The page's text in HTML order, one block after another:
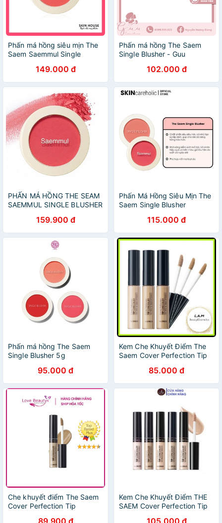
Phấn má hồng siêu mịn The
Saem Saemmul Single
149.000 đ
Phấn má hồng The Saem
Single Blusher - Guu
102.000 đ
PHẤN MÁ HỒNG THE SEAM
SAEMMUL SINGLE BLUSHER
159.900 đ
Phấn Má Hồng Siêu Mịn The
Saem Single Blusher
115.000 đ
Phấn má hồng The Saem
Single Blusher 5g
95.000 đ
Kem Che Khuyết Điểm The
Saem Cover Perfection Tip
85.000 đ
Che khuyết điểm The Saem
Cover Perfection Tip
89.900 đ
Kem Che Khuyết Điểm THE
SAEM Cover Perfection Tip
105.000 đ